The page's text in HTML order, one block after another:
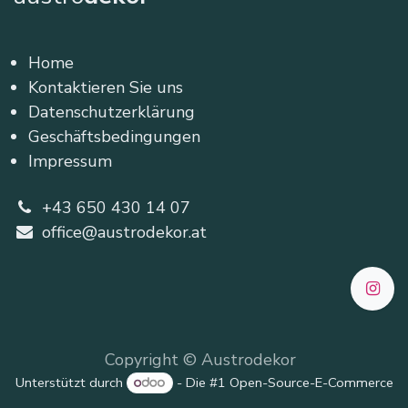
Home
Kontaktieren Sie uns
Datenschutzerklärung
Geschäftsbedingungen
Impressum
+43 650 430 14 07
office@austrodekor.at
Copyright © Austrodekor
Unterstützt durch - Die #1 Open-Source-E-Commerce